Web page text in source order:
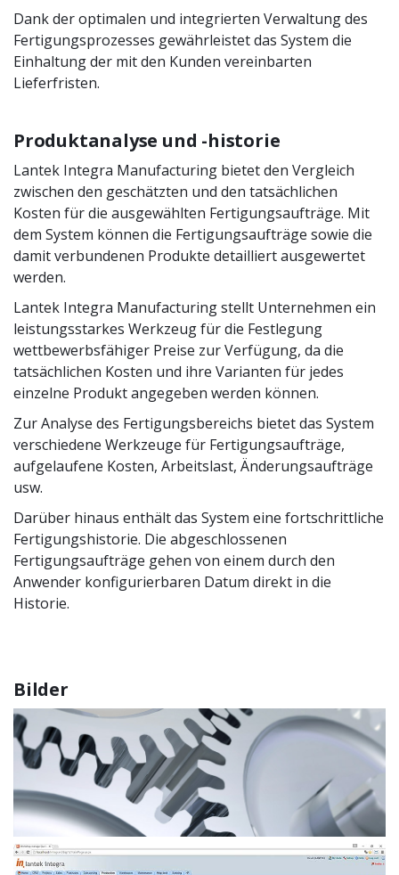
Dank der optimalen und integrierten Verwaltung des
Fertigungsprozesses gewährleistet das System die
Einhaltung der mit den Kunden vereinbarten
Lieferfristen.
Produktanalyse und -historie
Lantek Integra Manufacturing bietet den Vergleich
zwischen den geschätzten und den tatsächlichen
Kosten für die ausgewählten Fertigungsaufträge. Mit
dem System können die Fertigungsaufträge sowie die
damit verbundenen Produkte detailliert ausgewertet
werden.
Lantek Integra Manufacturing stellt Unternehmen ein
leistungsstarkes Werkzeug für die Festlegung
wettbewerbsfähiger Preise zur Verfügung, da die
tatsächlichen Kosten und ihre Varianten für jedes
einzelne Produkt angegeben werden können.
Zur Analyse des Fertigungsbereichs bietet das System
verschiedene Werkzeuge für Fertigungsaufträge,
aufgelaufene Kosten, Arbeitslast, Änderungsaufträge
usw.
Darüber hinaus enthält das System eine fortschrittliche
Fertigungshistorie. Die abgeschlossenen
Fertigungsaufträge gehen von einem durch den
Anwender konfigurierbaren Datum direkt in die
Historie.
Bilder